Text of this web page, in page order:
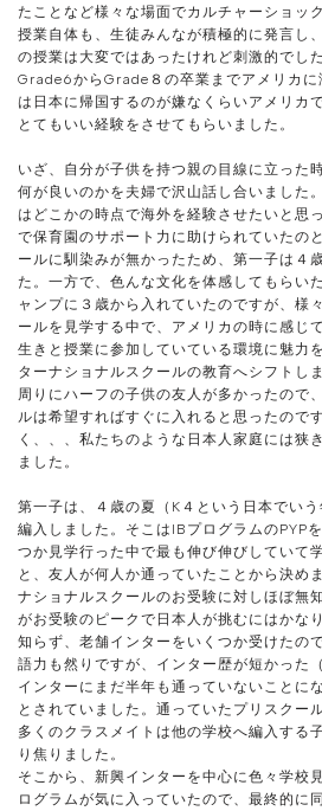
たことなど様々な場面でカルチャーショッ
授業自体も、生徒みんなが積極的に発言し
の授業は大変ではあったけれど刺激的でした
Grade6からGrade８の卒業までアメリカに
は日本に帰国するのが嫌なくらいアメリカ
とてもいい経験をさせてもらいました。
いざ、自分が子供を持つ親の目線に立った
何が良いのかを夫婦で沢山話し合いました
はどこかの時点で海外を経験させたいと思
で保育園のサポート力に助けられていたの
ールに馴染みが無かったため、第一子は４
た。一方で、色んな文化を体感してもらい
ャンプに３歳から入れていたのですが、様
ールを見学する中で、アメリカの時に感じ
生きと授業に参加していている環境に魅力
ターナショナルスクールの教育へシフトしま
周りにハーフの子供の友人が多かったので
ルは希望すればすぐに入れると思ったので
く、、、私たちのような日本人家庭には狭
ました。
第一子は、４歳の夏（K４という日本でい
編入しました。そこはIBプログラムのPYP
つか見学行った中で最も伸び伸びしていて
と、友人が何人か通っていたことから決め
ナショナルスクールのお受験に対しほぼ無
がお受験のピークで日本人が挑むにはかな
知らず、老舗インターをいくつか受けたの
語力も然りですが、インター歴が短かった
インターにまだ半年も通っていないことに
とされていました。通っていたプリスクー
多くのクラスメイトは他の学校へ編入する
り焦りました。
そこから、新興インターを中心に色々学校
ログラムが気に入っていたので、最終的に